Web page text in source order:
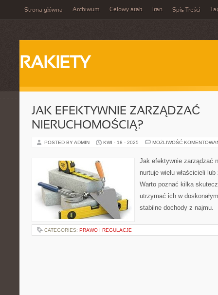
Strona główna Archiwum Celowy atak Iran Spis Treści
RAKIETY
JAK EFEKTYWNIE ZARZĄDZAĆ
NIERUCHOMOŚCIĄ?
POSTED BY ADMIN KWI - 18 - 2025 MOŻLIWOŚĆ
Jak efektywnie zarządzać
nurtuje wielu właścicieli
Warto poznać kilka
utrzymać ich w
stabilne dochody z najmu.
CATEGORIES: PRAWO I REGULACJE